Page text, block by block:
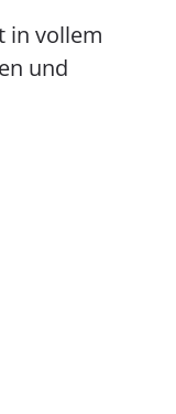
in vollem
und